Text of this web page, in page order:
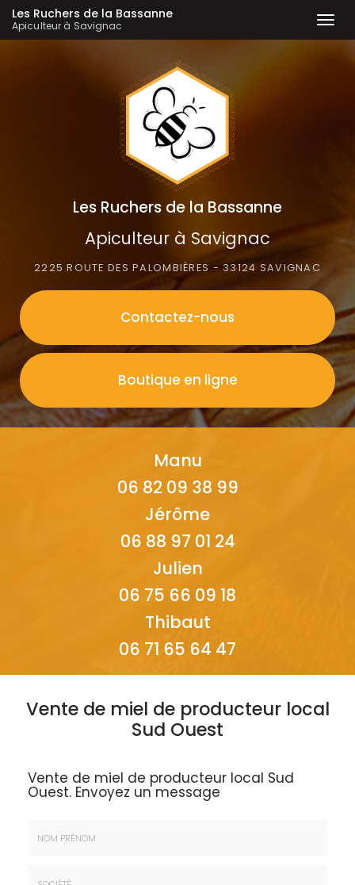
Les Ruchers de la Bassanne
Apiculteur à Savignac
Les Ruchers de la Bassanne
Apiculteur à Savignac
2225 ROUTE DES PALOMBIÈRES - 33124 SAVIGNAC
Contactez-nous
Boutique en ligne
Manu
06 82 09 38 99
Jérôme
06 88 97 01 24
Julien
06 75 66 09 18
Thibaut
06 71 65 64 47
Vente de miel de producteur local
Sud Ouest
Vente de miel de producteur local Sud
Ouest. Envoyez un message